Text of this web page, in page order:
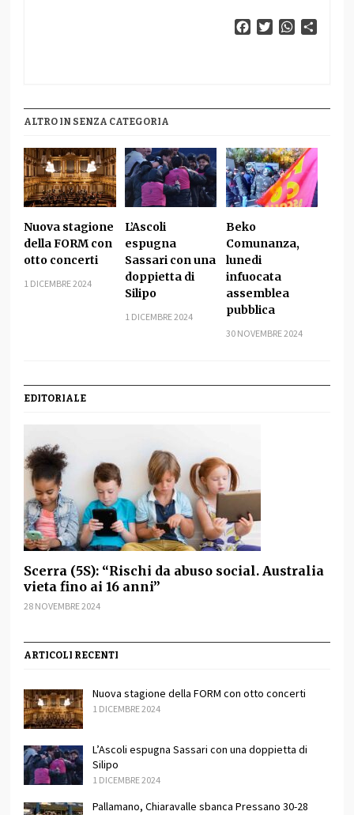
FacebookTwitterWhatsApp
ALTRO IN SENZA CATEGORIA
Nuova stagione
della FORM con
otto concerti
1 DICEMBRE 2024
L’Ascoli
espugna
Sassari con una
doppietta di
Silipo
1 DICEMBRE 2024
Beko
Comunanza,
lunedi
infuocata
assemblea
pubblica
30 NOVEMBRE 2024
EDITORIALE
Scerra (5S): “Rischi da abuso social. Australia
vieta fino ai 16 anni”
28 NOVEMBRE 2024
ARTICOLI RECENTI
Nuova stagione della FORM con otto concerti
1 DICEMBRE 2024
L’Ascoli espugna Sassari con una doppietta di
Silipo
1 DICEMBRE 2024
Pallamano, Chiaravalle sbanca Pressano 30-28